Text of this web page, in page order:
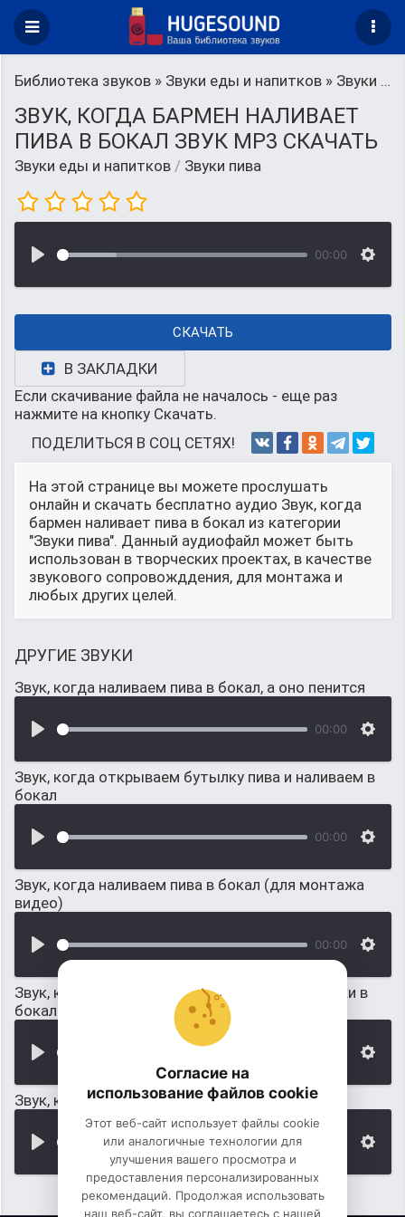
Библиотека звуков » Звуки еды и напитков » Звуки пива
ЗВУК, КОГДА БАРМЕН НАЛИВАЕТ
ПИВА В БОКАЛ ЗВУК MP3 СКАЧАТЬ
Звуки еды и напитков / Звуки пива
00:00
СКАЧАТЬ
В ЗАКЛАДКИ
Если скачивание файла не началось - еще раз
нажмите на кнопку Скачать.
ПОДЕЛИТЬСЯ В СОЦ СЕТЯХ!
На этой странице вы можете прослушать
онлайн и скачать бесплатно аудио Звук, когда
бармен наливает пива в бокал из категории
"Звуки пива". Данный аудиофайл может быть
использован в творческих проектах, в качестве
звукового сопровожддения, для монтажа и
любых других целей.
ДРУГИЕ ЗВУКИ
Звук, когда наливаем пива в бокал, а оно пенится
00:00
Звук, когда открываем бутылку пива и наливаем в
бокал
00:00
Звук, когда наливаем пива в бокал (для монтажа
видео)
00:00
Звук, когда официант переливает пива из банки в
бокал
Звук, когда из бутылки наливают яд в бокал
Согласие на
использование файлов cookie
Этот веб-сайт использует файлы cookie
или аналогичные технологии для
улучшения вашего просмотра и
предоставления персонализированных
рекомендаций. Продолжая использовать
наш веб-сайт, вы соглашаетесь с нашей